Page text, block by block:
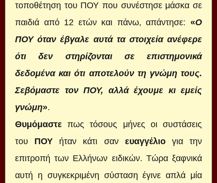
τοποθέτηση του ΠΟΥ που συνέστησε μάσκα σε
παιδιά από 12 ετών και πάνω, απάντησε: «Ο
ΠΟΥ όταν έβγαλε αυτά τα στοιχεία ανέφερε
ότι δεν στηρίζονται σε επιστημονικά
δεδομένα και ότι αποτελούν τη γνώμη τους.
Σεβόμαστε τον ΠΟΥ, αλλά έχουμε κι εμείς
γνώμη».
Θυμόμαστε πως τόσους μήνες οι συστάσεις
του ΠΟΥ ήταν κάτι σαν ευαγγέλιογια την
επιτροπή των Ελλήνων ειδικών. Τώρα ξαφνικά
αυτή η συγκεκριμένη σύσταση έγινε απλά μία